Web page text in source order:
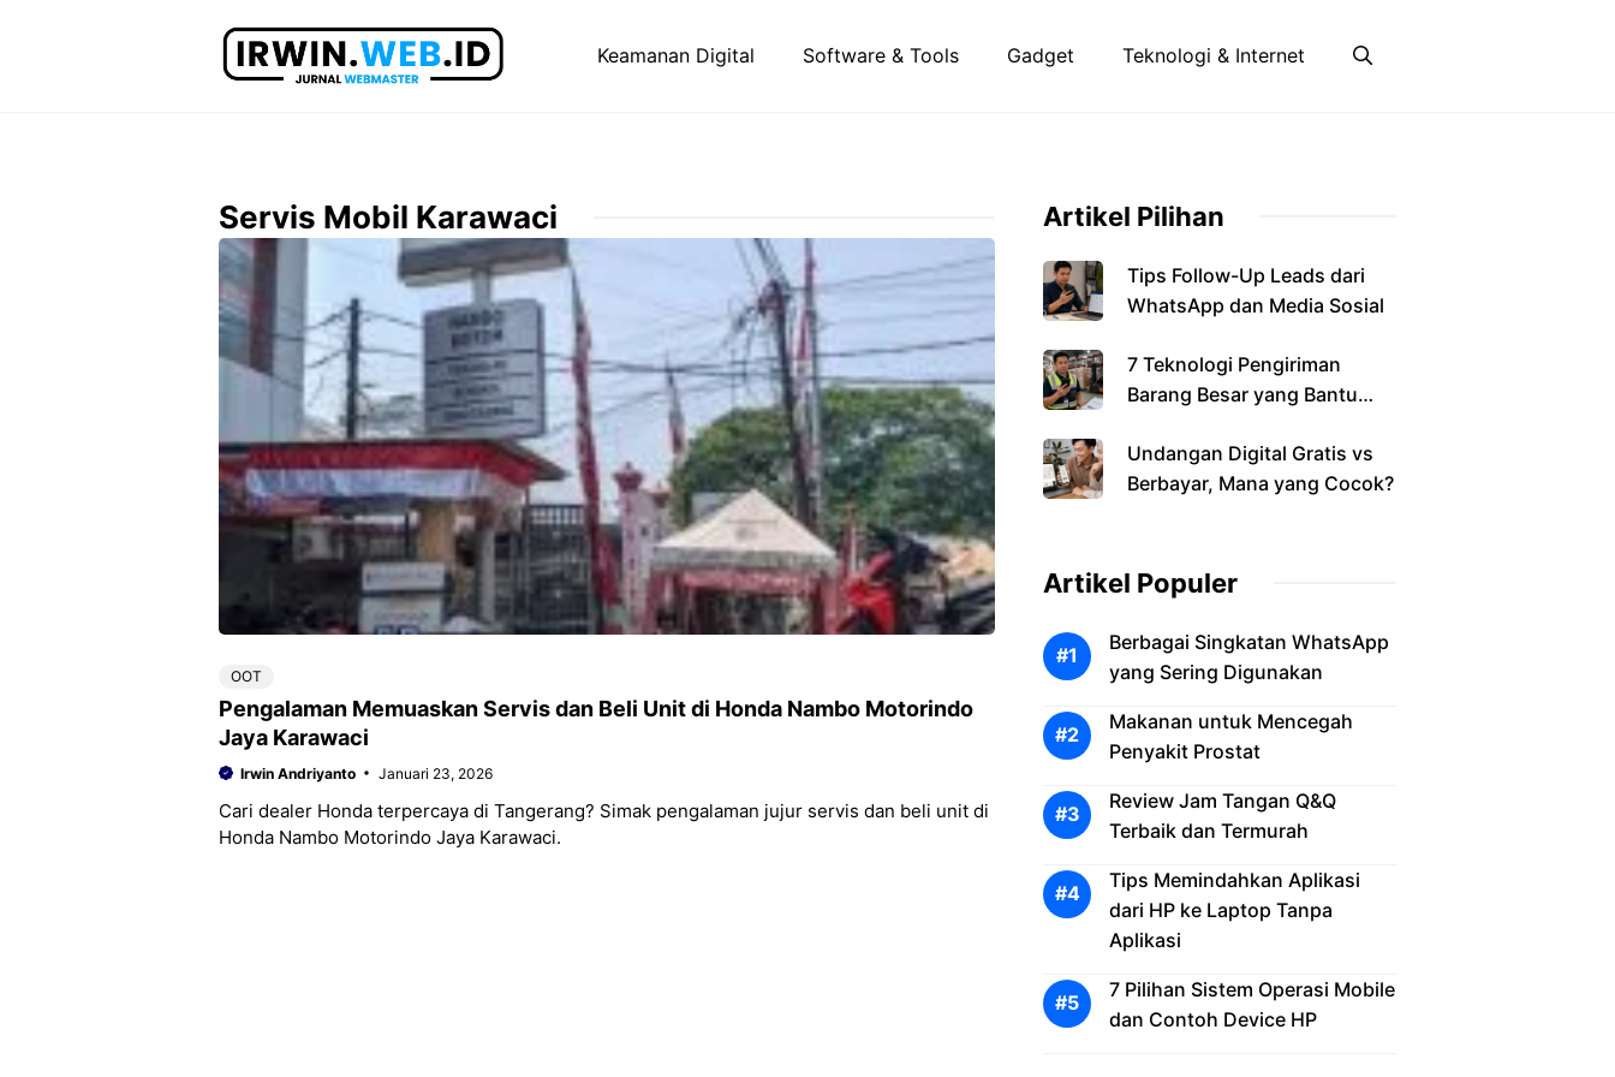
Keamanan Digital Software & Tools Gadget Teknologi & Internet
Servis Mobil Karawaci
OOT
Pengalaman Memuaskan Servis dan Beli Unit di Honda Nambo Motorindo
Jaya Karawaci
Irwin Andriyanto Januari 23, 2026
Cari dealer Honda terpercaya di Tangerang? Simak pengalaman jujur servis dan beli unit di
Honda Nambo Motorindo Jaya Karawaci.
Artikel Pilihan
Tips Follow-Up Leads dari
WhatsApp dan Media Sosial
7 Teknologi Pengiriman
Barang Besar yang Bantu
Undangan Digital Gratis vs
Berbayar, Mana yang Cocok?
Artikel Populer
Berbagai Singkatan WhatsApp
yang Sering Digunakan
Makanan untuk Mencegah
Penyakit Prostat
Review Jam Tangan Q&Q
Terbaik dan Termurah
Tips Memindahkan Aplikasi
dari HP ke Laptop Tanpa
Aplikasi
7 Pilihan Sistem Operasi Mobile
dan Contoh Device HP